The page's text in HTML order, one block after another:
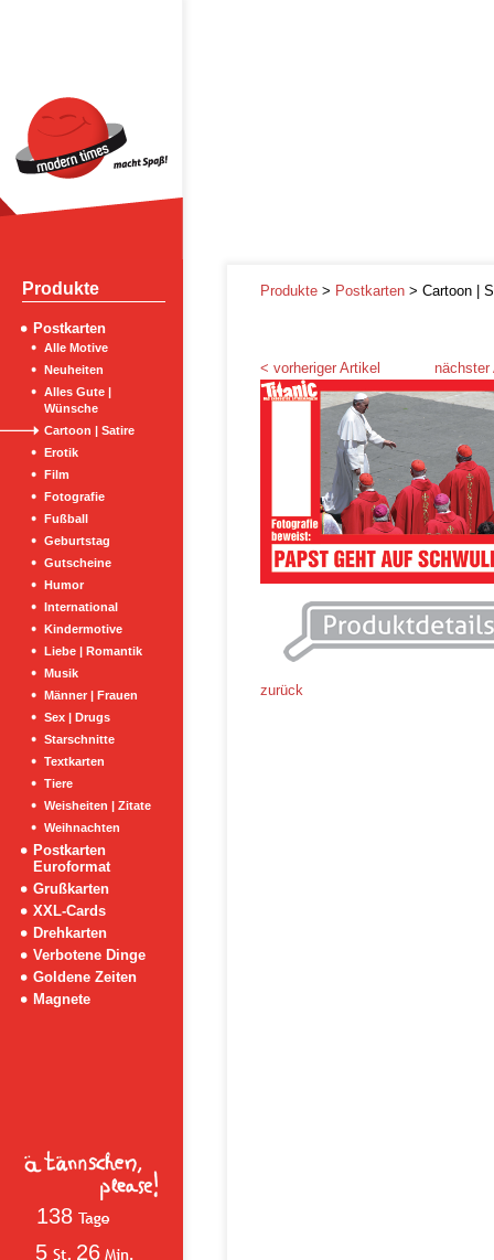
Produkte
Postkarten
Alle Motive
Neuheiten
Alles Gute |
Wünsche
Cartoon | Satire
Erotik
Film
Fotografie
Fußball
Geburtstag
Gutscheine
Humor
International
Kindermotive
Liebe | Romantik
Musik
Männer | Frauen
Sex | Drugs
Starschnitte
Textkarten
Tiere
Weisheiten | Zitate
Weihnachten
Postkarten
Euroformat
Grußkarten
XXL-Cards
Drehkarten
Verbotene Dinge
Goldene Zeiten
Magnete
138
5
26
Produkte > Postkarten > Cartoon |
< vorheriger Artikel
zurück